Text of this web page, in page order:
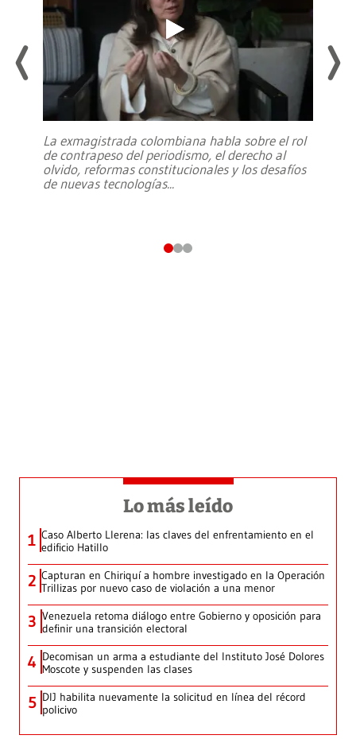
La exmagistrada colombiana habla sobre el rol
de contrapeso del periodismo, el derecho al
olvido, reformas constitucionales y los desafíos
de nuevas tecnologías...
Lo más leído
1 Caso Alberto Llerena: las claves del enfrentamiento en el
edificio Hatillo
2 Capturan en Chiriquí a hombre investigado en la Operación
Trillizas por nuevo caso de violación a una menor
3 Venezuela retoma diálogo entre Gobierno y oposición para
definir una transición electoral
4 Decomisan un arma a estudiante del Instituto José Dolores
Moscote y suspenden las clases
5 DIJ habilita nuevamente la solicitud en línea del récord
policivo